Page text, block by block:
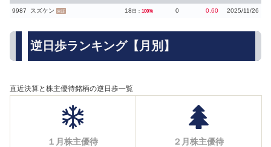
9987 スズケン 東証 18 日： 100% 0 0.60 2025/11/26
逆日歩ランキング【月別】
直近決算と株主優待銘柄の逆日歩一覧
１月株主優待 ２月株主優待